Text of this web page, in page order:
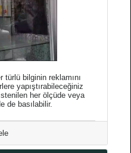
türlü bilginin reklamını
yapıştırabileceğiniz
her ölçüde veya
de basılabilir.